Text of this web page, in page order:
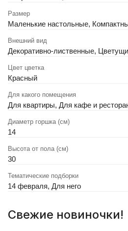
Размер
Маленькие настольные,
Внешний вид
Декоративно-лиственные,
Цвет цветка
Красный
Для какого помещения
Для квартиры, Для кафе и
Диаметр горшка (см)
14
Высота от пола (см)
30
Тематические подборки
14 февраля, Для него
Свежие новиночки!